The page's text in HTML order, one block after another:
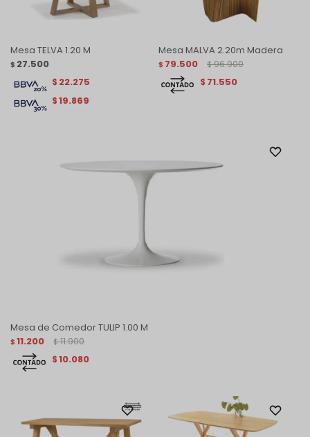
Mesa TELVA 1.20 M
$ 27.500
$19.869
$ 22.275
Mesa MALVA 2.20m Madera
$ 79.500 $ 96.900
$ 71.550
Mesa de Comedor TULIP 1.00 M
$ 11.200 $ 11.900
$10.080